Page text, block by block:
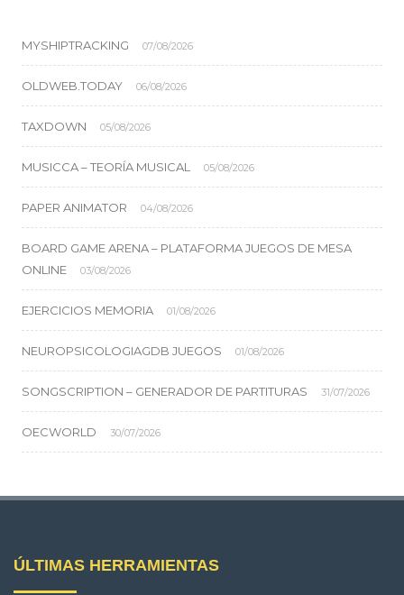
MYSHIPTRACKING 07/08/2026
OLDWEB.TODAY 06/08/2026
TAXDOWN 05/08/2026
MUSICCA – TEORÍA MUSICAL 05/08/2026
PAPER ANIMATOR 04/08/2026
BOARD GAME ARENA – PLATAFORMA JUEGOS DE MESA
ONLINE
03/08/2026
EJERCICIOS MEMORIA 01/08/2026
NEUROPSICOLOGIAGDB JUEGOS 01/08/2026
SONGSCRIPTION – GENERADOR DE PARTITURAS 31/07/2026
OECWORLD 30/07/2026
ÚLTIMAS HERRAMIENTAS